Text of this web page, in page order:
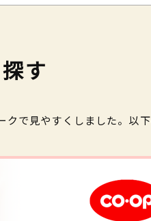
す
で見やすくしました。以下